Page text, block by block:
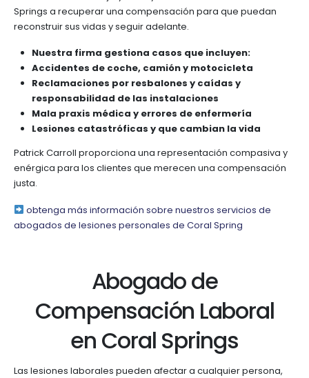
Springs a recuperar una compensación para que puedan
reconstruir sus vidas y seguir adelante.
Nuestra firma gestiona casos que incluyen:
Accidentes de coche, camión y motocicleta
Reclamaciones por resbalones y caídas y
responsabilidad de las instalaciones
Mala praxis médica y errores de enfermería
Lesiones catastróficas y que cambian la vida
Patrick Carroll proporciona una representación compasiva y
enérgica para los clientes que merecen una compensación
justa.
obtenga más información sobre nuestros servicios de
abogados de lesiones personales de Coral Spring
Abogado de
Compensación Laboral
en Coral Springs
Las lesiones laborales pueden afectar a cualquier persona,